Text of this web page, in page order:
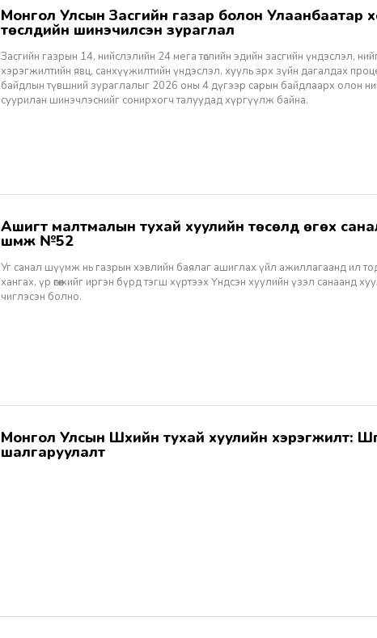
Монгол Улсын Засгийн газар болон Улаанбаатар хотын мега
төслүүдийн шинэчилсэн зураглал
Засгийн газрын 14, нийслэлийн 24 мега төслийн эдийн засгийн үндэслэл,
хэрэгжилтийн явц, санхүүжилтийн үндэслэл, хууль эрх зүйн дагалдах
байдлын түвшний зураглалыг 2026 оны 4 дүгээр сарын байдлаарх олон
суурилан шинэчлэснийг сонирхогч талуудад хүргүүлж байна.
Ашигт малтмалын тухай хуулийн төсөлд өгөх санал, шүүмж - Хуулийн
шүүмж №52
Уг санал шүүмж нь газрын хэвлийн баялаг ашиглах үйл ажиллагаанд ил
хангах, үр өгөөжийг иргэн бүрд тэгш хүртээх Үндсэн хуулийн үзэл санаанд
чиглэсэн болно.
Монгол Улсын Шүүхийн тухай хуулийн хэрэгжилт: Шүүгчийн сонгон
шалгаруулалт